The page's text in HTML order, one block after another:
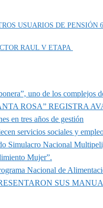
USUARIOS DE PENSIÓN
RAUL V ETAPA
uno de los complejos
ROSA” REGISTRA
en tres años de gestión
servicios sociales y
Simulacro Nacional
Mujer”.
Nacional de
SUS